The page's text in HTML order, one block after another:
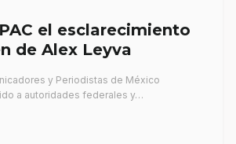
el esclarecimiento
de Alex Leyva
y Periodistas de México
a autoridades federales y…